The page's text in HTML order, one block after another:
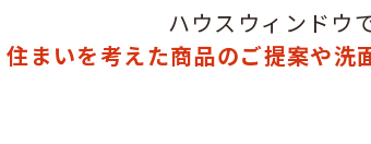
ハウスウィンドウ
住まいを考えた商品のご提案や洗